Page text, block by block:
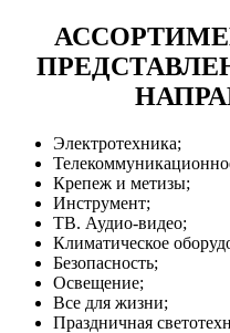
Электротехника;
Крепеж и метизы;
Инструмент;
ТВ. Аудио-видео;
Климатическое
Безопасность;
Освещение;
Все для жизни;
Праздничная